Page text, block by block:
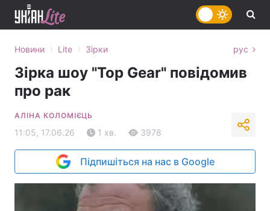
Новини › Lite › Зірки рус
Зірка шоу "Top Gear" повідомив
про рак
АЛІНА КОЛОМІЄЦЬ
11:05, 17.06.26 1 хв. 3978
Підпишіться на нас в Google